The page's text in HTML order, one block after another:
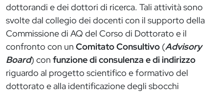
dottorandi e dei dottori di ricerca. Tali attività sono
svolte dal collegio dei docenti con il supporto della
Commissione di AQ del Corso di Dottorato e il
confronto con un Comitato Consultivo (Advisory
Board) con funzione di consulenza e di indirizzo
riguardo al progetto scientifico e formativo del
dottorato e alla identificazione degli sbocchi